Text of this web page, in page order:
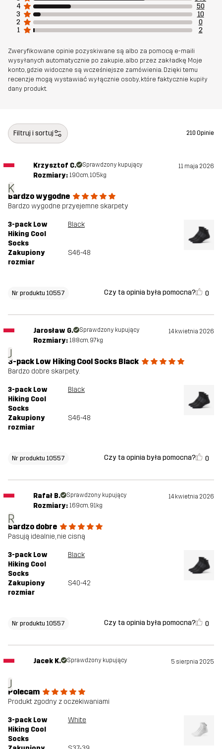
4
50
3
10
2
0
1
2
Zweryfikowane opinie pozyskiwane są albo za pomocą e-maili
wysyłanych automatycznie po zakupie, albo przez zakładkę Moje
konto, gdzie widoczne są wcześniejsze zamówienia. Dzięki temu
recenzje mogą wystawiać wyłącznie osoby, które faktycznie kupiły
dany produkt.
Filtruj i sortuj 210 Opinie
K
Krzysztof C. Sprawdzony kupujący 11 maja 2026
Rozmiary: 190cm, 105kg
Bardzo wygodne
Bardzo wygodne przyejemne skarpety
3-pack Low
Hiking Cool
Socks
Black
Zakupiony
rozmiar
S46-48
Nr produktu 10557 Czy ta opinia była pomocna? 0
J
Jarosław G. Sprawdzony kupujący 14 kwietnia 2026
Rozmiary: 188cm, 97kg
3-pack Low Hiking Cool Socks Black
Bardzo dobre skarpety.
3-pack Low
Hiking Cool
Socks
Black
Zakupiony
rozmiar
S46-48
Nr produktu 10557 Czy ta opinia była pomocna? 0
R
Rafał B. Sprawdzony kupujący 14 kwietnia 2026
Rozmiary: 169cm, 91kg
Bardzo dobre
Pasują idealnie, nie cisną
3-pack Low
Hiking Cool
Socks
Black
Zakupiony
rozmiar
S40-42
Nr produktu 10557 Czy ta opinia była pomocna? 0
J
Jacek K. Sprawdzony kupujący 5 sierpnia 2025
Polecam
Produkt zgodny z oczekiwaniami
3-pack Low
Hiking Cool
Socks
White